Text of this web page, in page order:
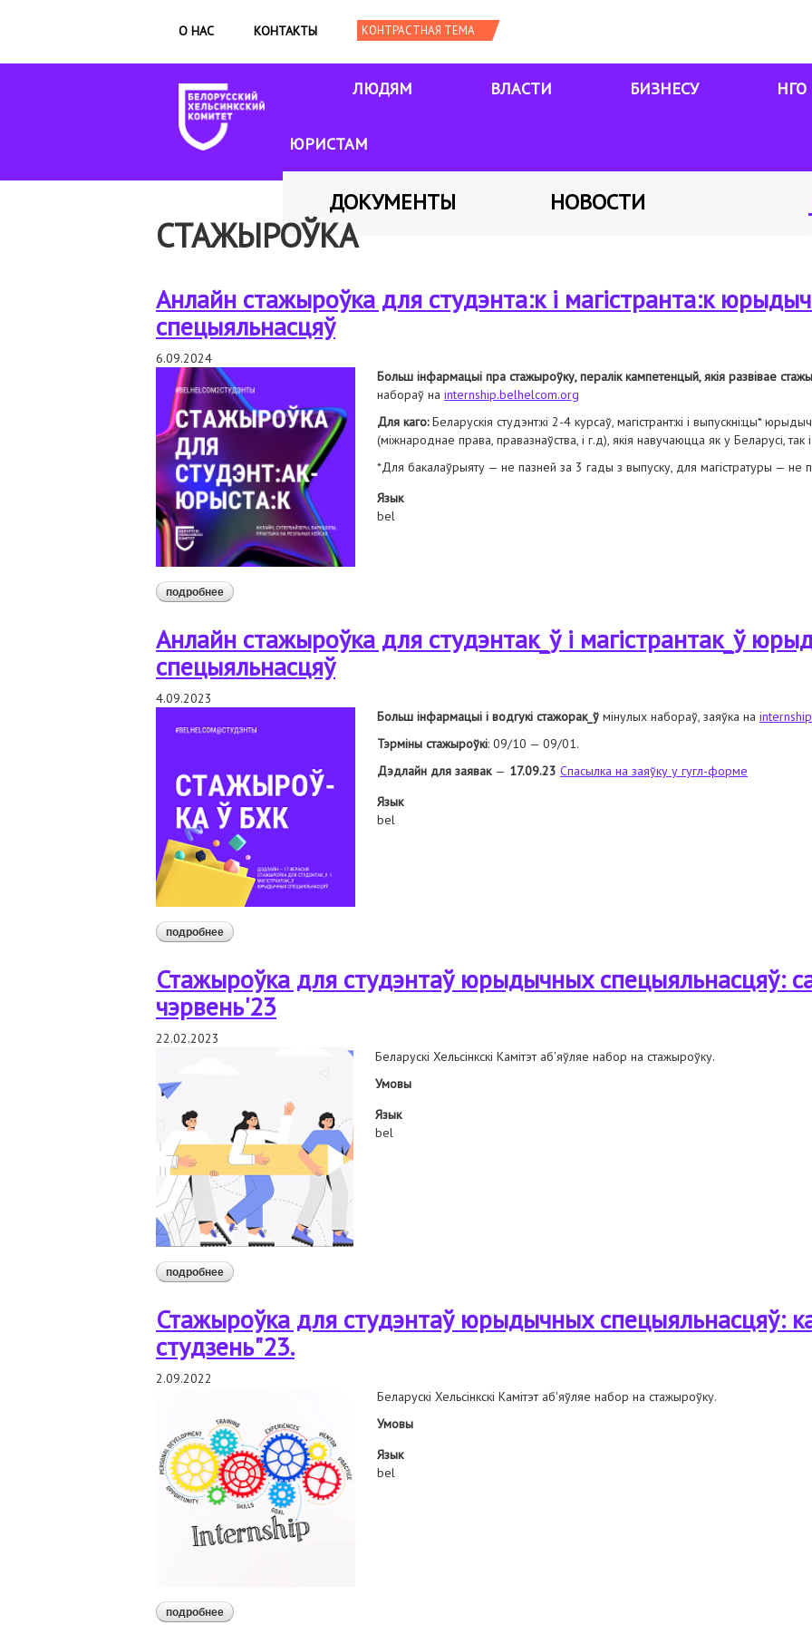
О НАС КОНТАКТЫ
ЛЮДЯМ ВЛАСТИ БИЗНЕСУ НГО
ЮРИСТАМ
ДОКУМЕНТЫ НОВОСТИ
СТАЖЫРОЎКА
Анлайн стажыроўка для студэнта:к і магістранта:к
спецыяльнасцяў
6.09.2024
Больш інфармацыі пра стажыроўку, пералік кампетенцый, якія развівае
набораў на internship.belhelcom.org
Для каго:Беларускія студэнт:кі 2-4 курсаў, магістрант:кі і выпускні:цы*
(міжнароднае права, правазнаўства, і г.д), якія навучаюцца як у Беларусі, так
*Для бакалаўрыяту — не пазней за 3 гады з выпуску, для магістратуры — не
Язык
bel
подробнее о анлайн стажыроўка для студэнта:к і магістранта:к юрыдычных спецыяльнасцяў
Анлайн стажыроўка для студэнтак_ў і магістрантак_ў
спецыяльнасцяў
4.09.2023
Больш інфармацыі і водгукі стажорак_ў мінулых набораў, заяўка на
Тэрміны стажыроўкі: 09/10 — 09/01.
Дэдлайн для заявак — 17.09.23 Спасылка на заяўку у гугл-форме
Язык
bel
подробнее о анлайн стажыроўка для студэнтак_ў і магістрантак_ў юрыдычных спецыяльнасцяў
Стажыроўка для студэнтаў юрыдычных спецыяльнасцяў:
чэрвень'23
22.02.2023
Беларускі Хельсінкскі Камітэт аб'яўляе набор на стажыроўку.
Умовы
Язык
bel
подробнее о стажыроўка для студэнтаў юрыдычных спецыяльнасцяў: сакавік'23 — чэрвень'23
Стажыроўка для студэнтаў юрыдычных спецыяльнасцяў:
студзень"23.
2.09.2022
Беларускі Хельсінкскі Камітэт аб'яўляе набор на стажыроўку.
Умовы
Язык
bel
подробнее о стажыроўка для студэнтаў юрыдычных спецыяльнасцяў: кастрычнік'22 — студзень"23.